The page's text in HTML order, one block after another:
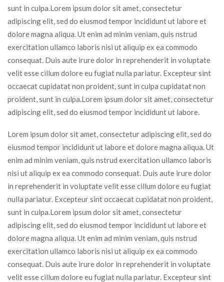
sunt in culpa.Lorem ipsum dolor sit amet, consectetur
adipiscing elit, sed do eiusmod tempor incididunt ut labore et
dolore magna aliqua. Ut enim ad minim veniam, quis nstrud
exercitation ullamco laboris nisi ut aliquip ex ea commodo
consequat. Duis aute irure dolor in reprehenderit in voluptate
velit esse cillum dolore eu fugiat nulla pariatur. Excepteur sint
occaecat cupidatat non proident, sunt in culpa cupidatat non
proident, sunt in culpa.Lorem ipsum dolor sit amet, consectetur
adipiscing elit, sed do eiusmod tempor incididunt ut labore.
Lorem ipsum dolor sit amet, consectetur adipiscing elit, sed do
eiusmod tempor incididunt ut labore et dolore magna aliqua. Ut
enim ad minim veniam, quis nstrud exercitation ullamco laboris
nisi ut aliquip ex ea commodo consequat. Duis aute irure dolor
in reprehenderit in voluptate velit esse cillum dolore eu fugiat
nulla pariatur. Excepteur sint occaecat cupidatat non proident,
sunt in culpa.Lorem ipsum dolor sit amet, consectetur
adipiscing elit, sed do eiusmod tempor incididunt ut labore et
dolore magna aliqua. Ut enim ad minim veniam, quis nstrud
exercitation ullamco laboris nisi ut aliquip ex ea commodo
consequat. Duis aute irure dolor in reprehenderit in voluptate
velit esse cillum dolore eu fugiat nulla pariatur. Excepteur sint